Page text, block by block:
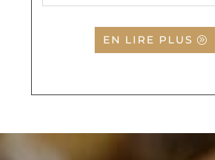
EN LIRE PLUS